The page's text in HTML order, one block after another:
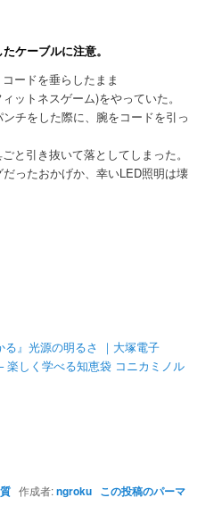
ケーブルに注意。
ードを垂らしたまま
ットネスゲーム)をやっていた。
チをした際に、腕をコードを引っ
と引き抜いて落としてしまった。
ったおかげか、幸いLED照明は壊
』光源の明るさ ｜大塚電子
楽しく学べる知恵袋 コニカミノル
作成者:ngroku この投稿のパーマ